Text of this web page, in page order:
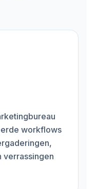
workflows
verrassingen